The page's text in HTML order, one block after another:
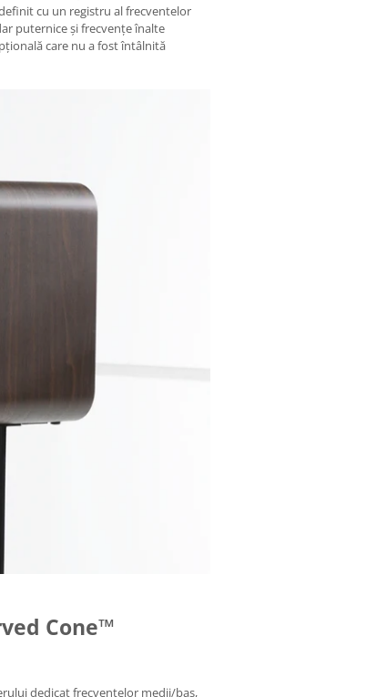
cu un registru al frecventelor
puternice și frecvențe înalte
care nu a fost întâlnită
Cone™
dedicat frecventelor medii/bas,